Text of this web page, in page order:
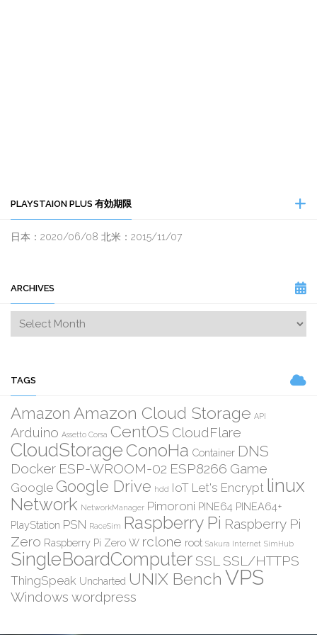
PLAYSTAION PLUS 有効期限
日本：2020/06/08 北米：2015/11/07
ARCHIVES
TAGS
Amazon Amazon Cloud Storage API
Arduino Assetto Corsa CentOS CloudFlare
CloudStorageConoHa Container DNS
Docker ESP-WROOM-02 ESP8266 Game
Google Google Drive hdd IoT Let's Encrypt linux
Network NetworkManager Pimoroni PINE64 PINEA64+
PlayStation PSN RaceSim Raspberry Pi Raspberry Pi
Zero Raspberry Pi Zero W rclone root Sakura Internet SimHub
SingleBoardComputer SSL SSL/HTTPS
ThingSpeak Uncharted UNIX Bench VPS
Windows wordpress